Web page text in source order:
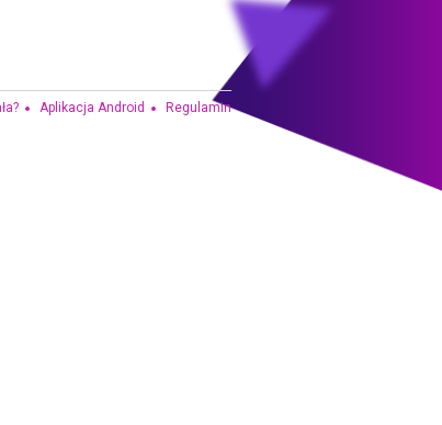
Aplikacja Android Regulamin